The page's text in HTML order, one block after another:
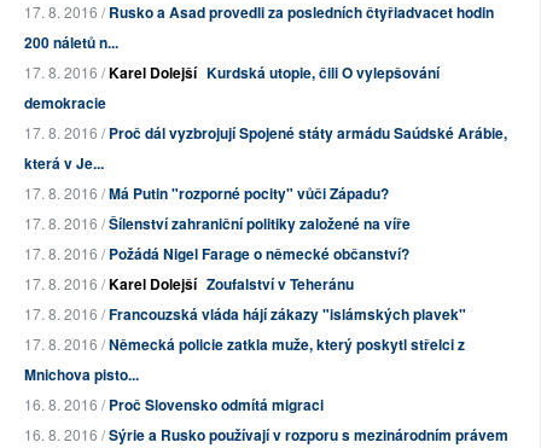
17. 8. 2016 /Rusko a Asad provedli za posledních čtyřiadvacet hodin
200 náletů n...
17. 8. 2016 /Karel Dolejší Kurdská utopie, čili O vylepšování
demokracie
17. 8. 2016 /Proč dál vyzbrojují Spojené státy armádu Saúdské Arábie,
která v Je...
17. 8. 2016 /Má Putin "rozporné pocity" vůči Západu?
17. 8. 2016 /Šílenství zahraniční politiky založené na víře
17. 8. 2016 /Požádá Nigel Farage o německé občanství?
17. 8. 2016 /Karel Dolejší Zoufalství v Teheránu
17. 8. 2016 /Francouzská vláda hájí zákazy "islámských plavek"
17. 8. 2016 /Německá policie zatkla muže, který poskytl střelci z
Mnichova pisto...
16. 8. 2016 /Proč Slovensko odmítá migraci
16. 8. 2016 /Sýrie a Rusko používají v rozporu s mezinárodním právem